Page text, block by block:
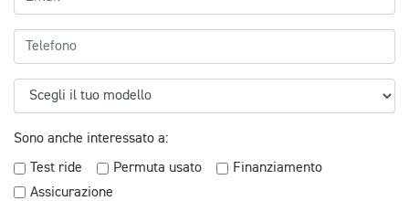
Sono anche interessato a:
Test ride
Permuta usato
Finanziamento
Assicurazione